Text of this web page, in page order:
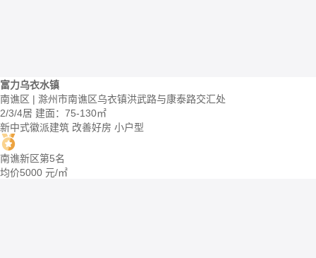
富力乌衣水镇
南谯区 | 滁州市南谯区乌衣镇洪武路与康泰路交汇处
2/3/4居 建面：75-130㎡
新中式徽派建筑 改善好房 小户型
南谯新区第5名
均价5000 元/㎡